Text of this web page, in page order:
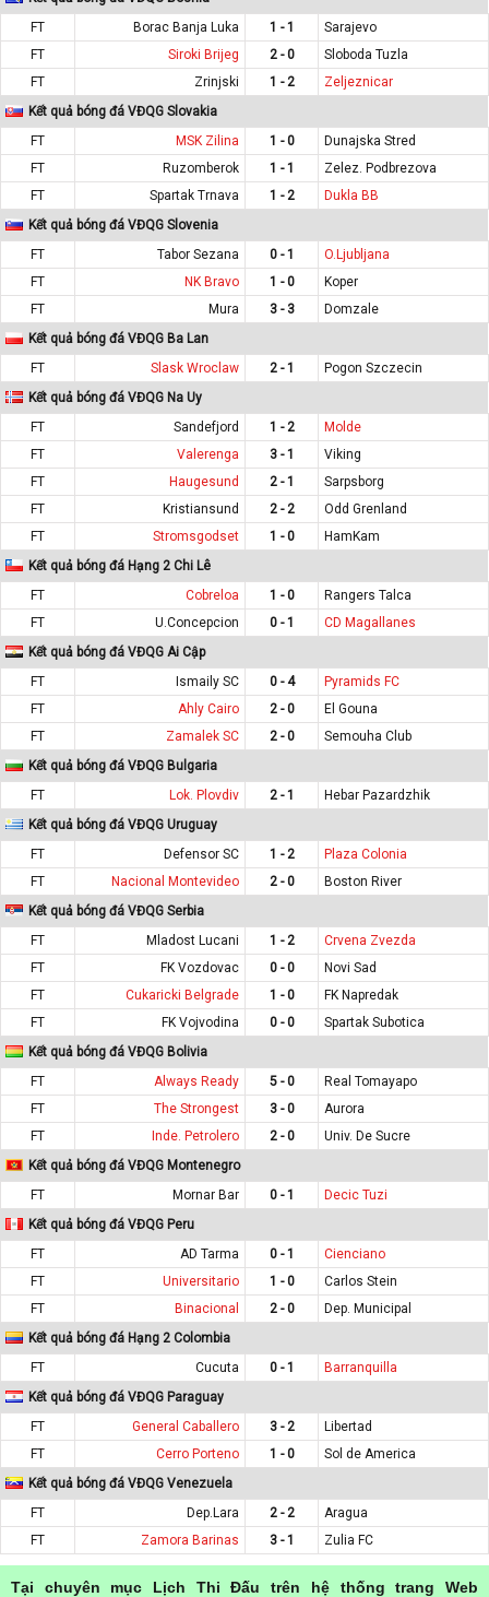
FT
Borac Banja Luka 1 - 1
Sarajevo
FT
Siroki Brijeg 2 - 0
Sloboda Tuzla
FT
Zrinjski 1 - 2
Zeljeznicar
Kết quả bóng đá VĐQG Slovakia
FT
MSK Zilina 1 - 0
Dunajska Stred
FT
Ruzomberok 1 - 1
Zelez. Podbrezova
FT
Spartak Trnava 1 - 2
Dukla BB
Kết quả bóng đá VĐQG Slovenia
FT
Tabor Sezana 0 - 1
O.Ljubljana
FT
NK Bravo 1 - 0
Koper
FT
Mura 3 - 3
Domzale
Kết quả bóng đá VĐQG Ba Lan
FT
Slask Wroclaw 2 - 1
Pogon Szczecin
Kết quả bóng đá VĐQG Na Uy
FT
Sandefjord 1 - 2
Molde
FT
Valerenga 3 - 1
Viking
FT
Haugesund 2 - 1
Sarpsborg
FT
Kristiansund 2 - 2
Odd Grenland
FT
Stromsgodset 1 - 0
HamKam
Kết quả bóng đá Hạng 2 Chi Lê
FT
Cobreloa 1 - 0
Rangers Talca
FT
U.Concepcion 0 - 1
CD Magallanes
Kết quả bóng đá VĐQG Ai Cập
FT
Ismaily SC 0 - 4
Pyramids FC
FT
Ahly Cairo 2 - 0
El Gouna
FT
Zamalek SC 2 - 0
Semouha Club
Kết quả bóng đá VĐQG Bulgaria
FT
Lok. Plovdiv 2 - 1
Hebar Pazardzhik
Kết quả bóng đá VĐQG Uruguay
FT
Defensor SC 1 - 2
Plaza Colonia
FT
Nacional Montevideo 2 - 0
Boston River
Kết quả bóng đá VĐQG Serbia
FT
Mladost Lucani 1 - 2
Crvena Zvezda
FT
FK Vozdovac 0 - 0
Novi Sad
FT
Cukaricki Belgrade 1 - 0
FK Napredak
FT
FK Vojvodina 0 - 0
Spartak Subotica
Kết quả bóng đá VĐQG Bolivia
FT
Always Ready 5 - 0
Real Tomayapo
FT
The Strongest 3 - 0
Aurora
FT
Inde. Petrolero 2 - 0
Univ. De Sucre
Kết quả bóng đá VĐQG Montenegro
FT
Mornar Bar 0 - 1
Decic Tuzi
Kết quả bóng đá VĐQG Peru
FT
AD Tarma 0 - 1
Cienciano
FT
Universitario 1 - 0
Carlos Stein
FT
Binacional 2 - 0
Dep. Municipal
Kết quả bóng đá Hạng 2 Colombia
FT
Cucuta 0 - 1
Barranquilla
Kết quả bóng đá VĐQG Paraguay
FT
General Caballero 3 - 2
Libertad
FT
Cerro Porteno 1 - 0
Sol de America
Kết quả bóng đá VĐQG Venezuela
FT
Dep.Lara 2 - 2
Aragua
FT
Zamora Barinas 3 - 1 Zulia FC
Tại chuyên mục Lịch Thi Đấu trên hệ thống trang Web